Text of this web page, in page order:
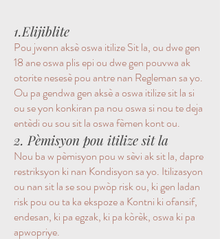
1.Elijiblite
Pou jwenn aksè oswa itilize Sit la, ou dwe gen
18 ane oswa plis epi ou dwe gen pouvwa ak
otorite nesesè pou antre nan Regleman sa yo.
Ou pa gendwa gen aksè a oswa itilize sit la si
ou se yon konkiran pa nou oswa si nou te deja
entèdi ou sou sit la oswa fèmen kont ou.
2. Pèmisyon pou itilize sit la
Nou ba w pèmisyon pou w sèvi ak sit la, dapre
restriksyon ki nan Kondisyon sa yo. Itilizasyon
ou nan sit la se sou pwòp risk ou, ki gen ladan
risk pou ou ta ka ekspoze a Kontni ki ofansif,
endesan, ki pa egzak, ki pa kòrèk, oswa ki pa
apwopriye.